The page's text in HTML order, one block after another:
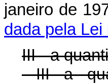
janeiro de
dada pela Lei
III - a
III a